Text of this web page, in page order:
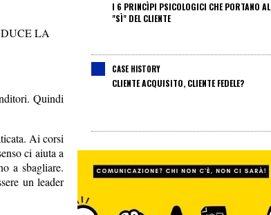
LA
Quindi
Ai corsi
ci aiuta a
a sbagliare.
un leader
I 6 PRINCÌPI PSICOLOGICI CHE PORTANO AL
"SÌ" DEL CLIENTE
CASE HISTORY
CLIENTE ACQUISITO, CLIENTE FEDELE?